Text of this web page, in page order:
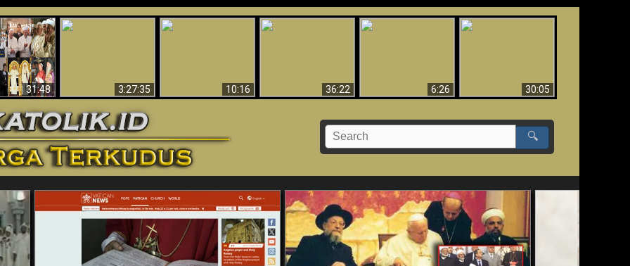
31:48
II Adalah
Baru
3:27:35
Video (Edisi Final)
10:16
36:22
6:26
30:05
🔍